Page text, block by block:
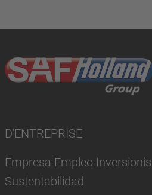
D'ENTREPRISE
Empresa Empleo
Sustentabilidad